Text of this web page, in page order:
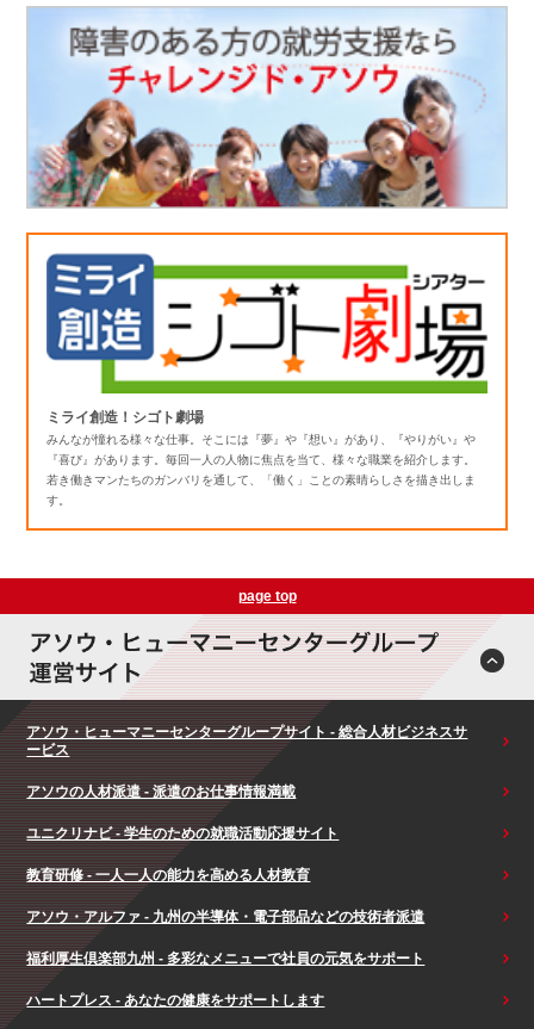
ミライ創造！シゴト劇場
みんなが憧れる様々な仕事。そこには『夢』や『想い』があり、『やりがい』や
『喜び』があります。毎回一人の人物に焦点を当て、様々な職業を紹介します。
若き働きマンたちのガンバリを通して、「働く」ことの素晴らしさを描き出しま
す。
page top
アソウ・ヒューマニーセンターグループサイト - 総合人材ビジネスサ
ービス
アソウの人材派遣 - 派遣のお仕事情報満載
ユニクリナビ - 学生のための就職活動応援サイト
教育研修 - 一人一人の能力を高める人材教育
アソウ・アルファ - 九州の半導体・電子部品などの技術者派遣
福利厚生倶楽部九州 - 多彩なメニューで社員の元気をサポート
ハートプレス - あなたの健康をサポートします